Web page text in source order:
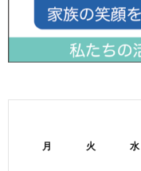
月 火 水